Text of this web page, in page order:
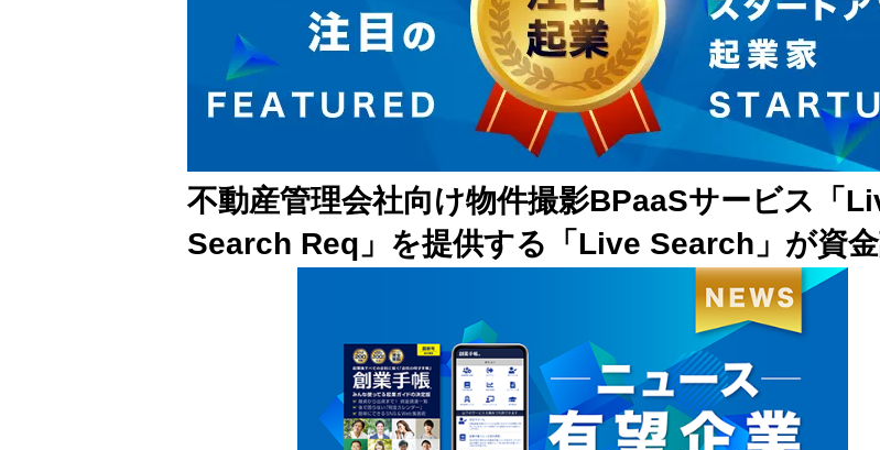
不動産管理会社向け物件撮影BPaaSサービス「
Search Req」を提供する「Live Search」が資